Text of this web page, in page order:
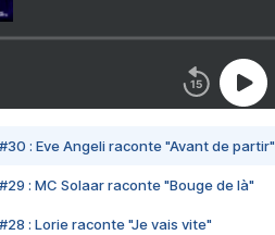
#30 : Eve Angeli raconte "Avant de partir"
#29 : MC Solaar raconte "Bouge de là"
#28 : Lorie raconte "Je vais vite"